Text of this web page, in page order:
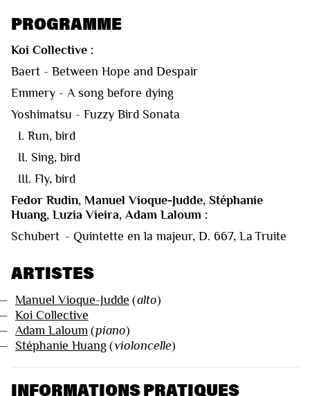
PROGRAMME
Koi Collective :
Baert - Between Hope and Despair
Emmery - A song before dying
Yoshimatsu - Fuzzy Bird Sonata
I. Run, bird
II. Sing, bird
III. Fly, bird
Fedor Rudin, Manuel Vioque-Judde, Stéphanie
Huang, Luzia Vieira, Adam Laloum :
Schubert - Quintette en la majeur, D. 667, La Truite
ARTISTES
Manuel Vioque-Judde (alto)
Koi Collective
Adam Laloum (piano)
Stéphanie Huang (violoncelle)
INFORMATIONS PRATIQUES